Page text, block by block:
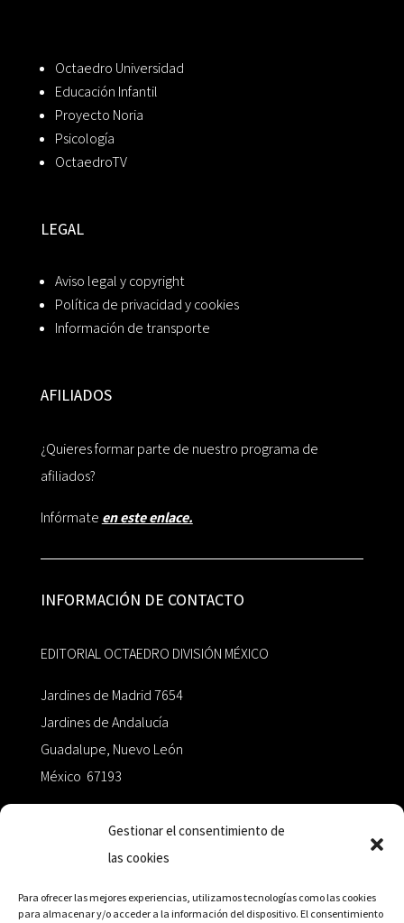
Gestionar el consentimiento de
las cookies
Para ofrecer las mejores experiencias, utilizamos tecnologías como las cookies
para almacenar y/o acceder a la información del dispositivo. El consentimiento
Octaedro Universidad
Educación Infantil
Proyecto Noria
Psicología
OctaedroTV
LEGAL
Aviso legal y copyright
Política de privacidad y cookies
Información de transporte
AFILIADOS
¿Quieres formar parte de nuestro programa de
afiliados?
Infórmate en este enlace.
INFORMACIÓN DE CONTACTO
EDITORIAL OCTAEDRO DIVISIÓN MÉXICO
Jardines de Madrid 7654
Jardines de Andalucía
Guadalupe, Nuevo León
México 67193
+52 811.499.5638